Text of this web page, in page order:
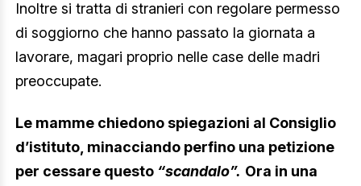
Inoltre si tratta di stranieri con regolare permesso
di soggiorno che hanno passato la giornata a
lavorare, magari proprio nelle case delle madri
preoccupate.
Le mamme chiedono spiegazioni al Consiglio
d’istituto, minacciando perfino una petizione
per cessare questo “scandalo”. Ora in una